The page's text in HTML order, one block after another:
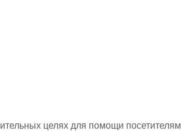
целях для помощи посетителям